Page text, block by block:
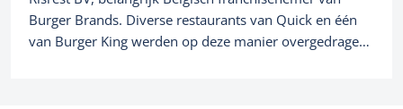
Burger Brands. Diverse restaurants van Quick en één
van Burger King werden op deze manier overgedragen